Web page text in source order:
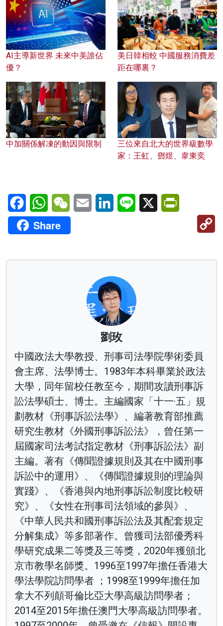
AI主導新世界 未來中美誰佔
優？
美日韓相較 中國服務消費差
距在哪裏？
中加關係解凍的動因與限制
三位來自北大的世界級數學
家：王虹、鄧煜、韋東奕
FacebookWhatsAppWeChatEmail LinkedInLine X
Share
劉玫
中國政法大學教授、刑事司法學院學術委員
會主席、法學博士。1983年本科畢業於政法
大學，同年留校任教至今，期間攻讀刑事訴
訟法學碩士、博士。主編國家「十一·五」規
劃教材《刑事訴訟法學》、編著教育部推薦
研究生教材《外國刑事訴訟法》，曾任第一
屆國家司法考試指定教材《刑事訴訟法》副
主編。著有《傳聞證據規則及其在中國刑事
訴訟中的運用》、《傳聞證據規則的理論與
實踐》、《香港與內地刑事訴訟制度比較研
究》、《女性在刑事司法領域的參與》、
《中華人民共和國刑事訴訟法及其配套規定
分解集成》等多部著作。曾獲司法部優秀科
學研究成果二等獎及三等獎，2020年獲頒北
京市教學名師獎。1996至1997年擔任香港大
學法學院訪問學者 ；1998至1999年擔任加
拿大不列顛哥倫比亞大學高級訪問學者；
2014至2015年擔任澳門大學高級訪問學者。